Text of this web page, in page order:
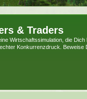
& Traders
Wirtschaftssimulation, die
Konkurrenzdruck. Beweise